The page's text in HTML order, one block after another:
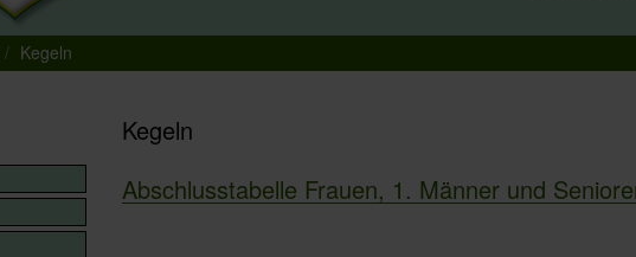
Kegeln
Kegeln
Abschlusstabelle Frauen, 1. Männer und